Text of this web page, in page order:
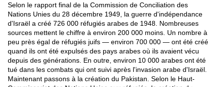
Selon le rapport final de la Commission de Conciliation des
Nations Unies du 28 décembre 1949, la guerre d'indépendance
d'Israël a créé 726 000 réfugiés arabes de 1948. Nombreuses
sources mettent le chiffre à environ 200 000 moins. Un nombre à
peu près égal de réfugiés juifs — environ 700 000 — ont été créé
quand ils ont été expulsés des pays arabes où ils avaient vécu
depuis des générations. En outre, environ 10 000 arabes ont été
tué dans les combats qui ont suivi après l'invasion arabe d'Israël.
Maintenant passons à la création du Pakistan. Selon le Haut-